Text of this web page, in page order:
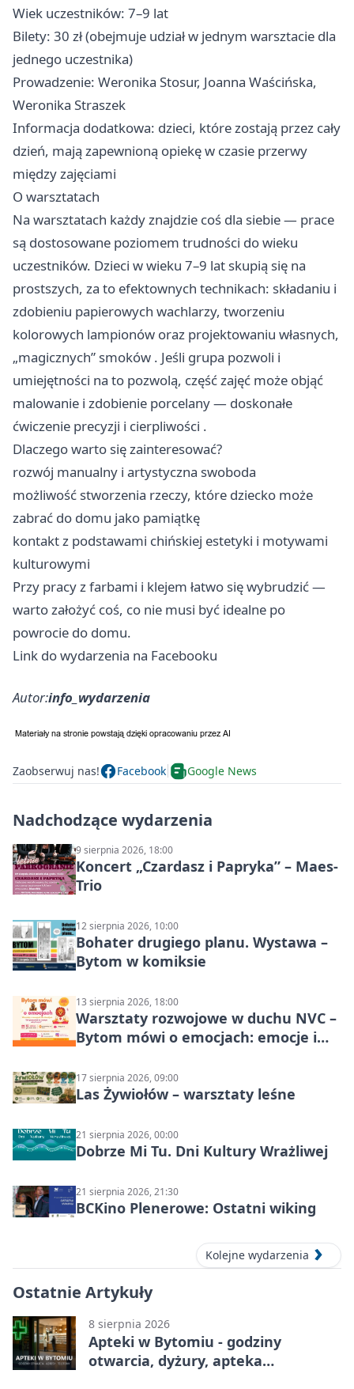
Wiek uczestników: 7–9 lat
Bilety: 30 zł (obejmuje udział w jednym warsztacie dla
jednego uczestnika)
Prowadzenie: Weronika Stosur, Joanna Waścińska,
Weronika Straszek
Informacja dodatkowa: dzieci, które zostają przez cały
dzień, mają zapewnioną opiekę w czasie przerwy
między zajęciami
O warsztatach
Na warsztatach każdy znajdzie coś dla siebie — prace
są dostosowane poziomem trudności do wieku
uczestników. Dzieci w wieku 7–9 lat skupią się na
prostszych, za to efektownych technikach: składaniu i
zdobieniu papierowych wachlarzy, tworzeniu
kolorowych lampionów oraz projektowaniu własnych,
„magicznych” smoków . Jeśli grupa pozwoli i
umiejętności na to pozwolą, część zajęć może objąć
malowanie i zdobienie porcelany — doskonałe
ćwiczenie precyzji i cierpliwości .
Dlaczego warto się zainteresować?
rozwój manualny i artystyczna swoboda
możliwość stworzenia rzeczy, które dziecko może
zabrać do domu jako pamiątkę
kontakt z podstawami chińskiej estetyki i motywami
kulturowymi
Przy pracy z farbami i klejem łatwo się wybrudzić —
warto założyć coś, co nie musi być idealne po
powrocie do domu.
Link do wydarzenia na Facebooku
Autor:info_wydarzenia
Zaobserwuj nas! Facebook Google News
Nadchodzące wydarzenia
9 sierpnia 2026, 18:00
Koncert „Czardasz i Papryka” – Maes-
Trio
12 sierpnia 2026, 10:00
Bohater drugiego planu. Wystawa –
Bytom w komiksie
13 sierpnia 2026, 18:00
Warsztaty rozwojowe w duchu NVC –
Bytom mówi o emocjach: emocje i
17 sierpnia 2026, 09:00
Las Żywiołów – warsztaty leśne
21 sierpnia 2026, 00:00
Dobrze Mi Tu. Dni Kultury Wrażliwej
21 sierpnia 2026, 21:30
BCKino Plenerowe: Ostatni wiking
Kolejne wydarzenia
Ostatnie Artykuły
8 sierpnia 2026
Apteki w Bytomiu - godziny
otwarcia, dyżury, apteka